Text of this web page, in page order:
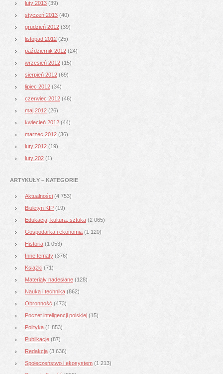
luty 2013 (39)
styczeń 2013 (40)
grudzień 2012 (39)
listopad 2012 (25)
październik 2012 (24)
wrzesień 2012 (15)
sierpień 2012 (69)
lipiec 2012 (34)
czerwiec 2012 (46)
maj 2012 (26)
kwiecień 2012 (44)
marzec 2012 (36)
luty 2012 (19)
luty 202 (1)
ARTYKUŁY – KATEGORIE
Aktualności (4 753)
Biuletyn KIP (19)
Edukacja, kultura, sztuka (2 065)
Gospodarka i ekonomia (1 120)
Historia (1 053)
Inne tematy (376)
Książki (71)
Materiały nadesłane (128)
Nauka i technika (862)
Obronność (473)
Poczet inteligencji polskiej (15)
Polityka (1 853)
Publikacje (87)
Redakcja (3 636)
Społeczeństwo i ekosystem (1 213)